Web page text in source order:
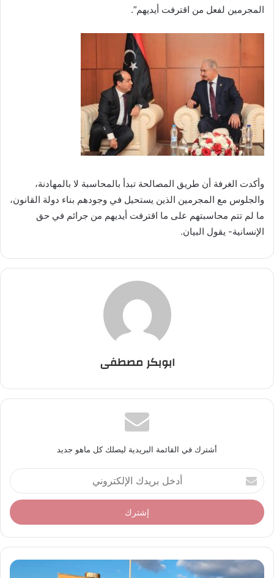
المجرمين لفعل من اقترفت أيديهم”.
وأكدت الغرفة أن طريق المصالحة تبدأ بالمحاسبة لا بالمهادنة،
والجلوس مع المجرمين الذين يستحيل في وجودهم بناء دولة القانون،
ما لم تتم محاسبتهم على ما اقترفت أيديهم من جرائم في حق
الإنسانية- يقول البيان.
ابوبكر مصطفى
أشترك في القائمة البريدية ليصلك كل ماهو جديد
أ
د
خ
ل
ر
د